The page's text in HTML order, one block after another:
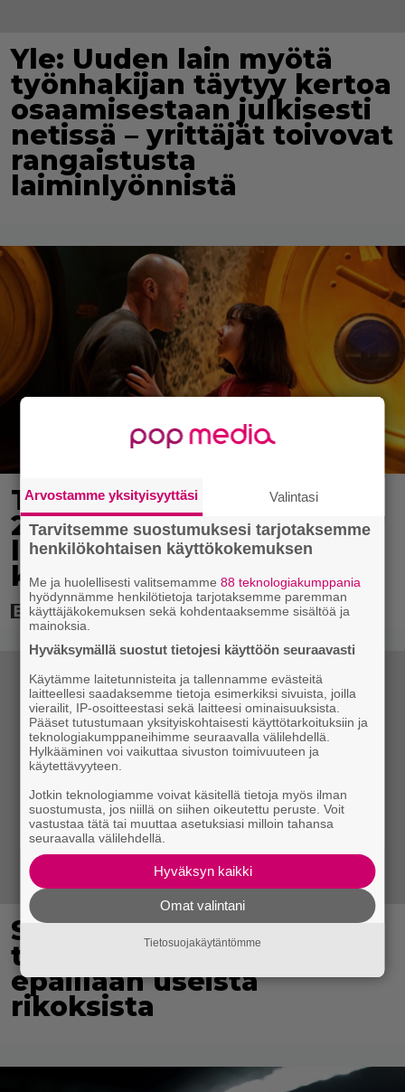
Yle: Uuden lain myötä
työnhakijan täytyy kertoa
osaamisestaan julkisesti
netissä – yrittäjät toivovat
rangaistusta
laiminlyönnistä
Tänään tv:ssä: Vuoden
2023 megaelokuva
luottaa Jason Stathamin
karismaan
Syyttäjä: Teini-ikäisen
tieltä kiilannutta poliisia
epäillään useista
rikoksista
Arvostamme yksityisyyttäsi Valintasi
Tarvitsemme suostumuksesi tarjotaksemme
henkilökohtaisen käyttökokemuksen
Me ja huolellisesti valitsemamme88 teknologiakumppania
hyödynnämme henkilötietoja tarjotaksemme paremman
käyttäjäkokemuksen sekä kohdentaaksemme sisältöä ja
mainoksia.
Hyväksymällä suostut tietojesi käyttöön seuraavasti
Käytämme laitetunnisteita ja tallennamme evästeitä
laitteellesi saadaksemme tietoja esimerkiksi sivuista, joilla
vierailit, IP-osoitteestasi sekä laitteesi ominaisuuksista.
Pääset tutustumaan yksityiskohtaisesti käyttötarkoituksiin ja
teknologiakumppaneihimme seuraavalla välilehdellä.
Hylkääminen voi vaikuttaa sivuston toimivuuteen ja
käytettävyyteen.
Jotkin teknologiamme voivat käsitellä tietoja myös ilman
suostumusta, jos niillä on siihen oikeutettu peruste. Voit
vastustaa tätä tai muuttaa asetuksiasi milloin tahansa
seuraavalla välilehdellä.
Hyväksyn kaikki
Omat valintani
Tietosuojakäytäntömme